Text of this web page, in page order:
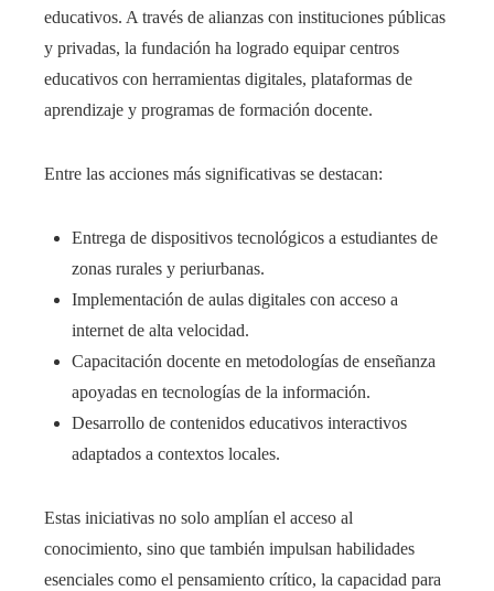
educativos. A través de alianzas con instituciones públicas
y privadas, la fundación ha logrado equipar centros
educativos con herramientas digitales, plataformas de
aprendizaje y programas de formación docente.
Entre las acciones más significativas se destacan:
Entrega de dispositivos tecnológicos a estudiantes de
zonas rurales y periurbanas.
Implementación de aulas digitales con acceso a
internet de alta velocidad.
Capacitación docente en metodologías de enseñanza
apoyadas en tecnologías de la información.
Desarrollo de contenidos educativos interactivos
adaptados a contextos locales.
Estas iniciativas no solo amplían el acceso al
conocimiento, sino que también impulsan habilidades
esenciales como el pensamiento crítico, la capacidad para